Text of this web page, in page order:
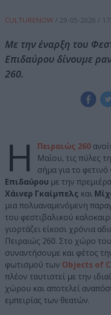
CULTURENOW / 29-05-2026 /
Με την έναρξη του
Επιδαύρου δίνουμε
260.
Η Πειραιώς 260
Μαΐου, τις πύλες
σήμα για το φετινό
Επιδαύρου με την
Χάινερ Γκαίμπελς και
μια πολυαναμενόμενη
του φεστιβαλικού
γιορτάζει είκοσι χρόνια
Πειραιώς 260. Στο χώρο
συναντήσουμε και φέτος
φωτισμού των Objects of
πλέον ταυτιστεί με την
χώρου και αποτελεί
εμπειρίας των θεατών.